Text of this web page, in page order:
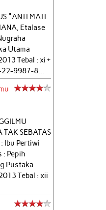
"ANTI MATI
Etalase
Utama
Tebal : xi +
9987-8...
TAK SEBATAS
Ibu Pertiwi
: Pepih
Pustaka
Tebal : xii